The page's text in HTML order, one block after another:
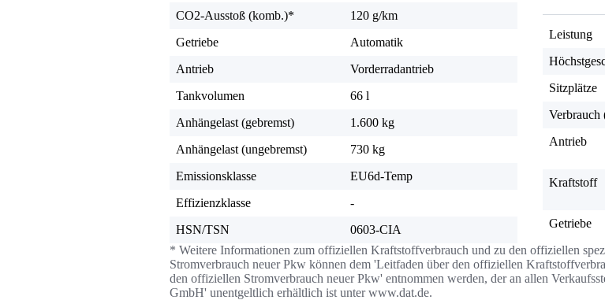
CO2-Ausstoß (komb.)*
120 g/km
Getriebe
Automatik
Antrieb
Vorderradantrieb
Tankvolumen
66 l
Anhängelast (gebremst)
1.600 kg
Anhängelast (ungebremst)
730 kg
Emissionsklasse
EU6d-Temp
Effizienzklasse
-
HSN/TSN
0603-CIA
Leistung
Sitzplätze
Verbrauch
Antrieb
Kraftstoff
Getriebe
* Weitere Informationen zum offiziellen Kraftstoffverbrauch und zu den offiziellen
Stromverbrauch neuer Pkw können dem 'Leitfaden über den offiziellen
den offiziellen Stromverbrauch neuer Pkw' entnommen werden, der an allen
GmbH' unentgeltlich erhältlich ist unter www.dat.de.